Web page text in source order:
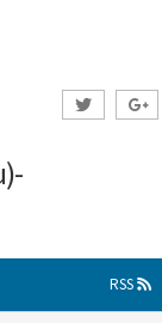
RSS